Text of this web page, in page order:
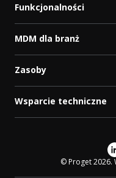
Funkcjonalności
MDM dla branż
Zasoby
Wsparcie techniczne
© Proget 2026.